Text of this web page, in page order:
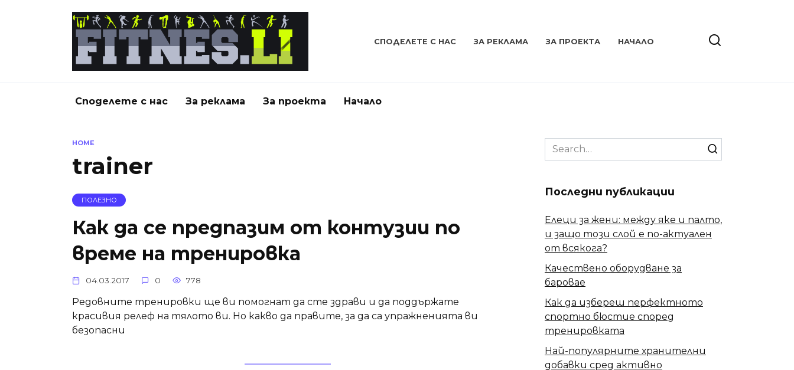
СПОДЕЛЕТЕ С НАС ЗА РЕКЛАМА ЗА ПРОЕКТА НАЧАЛО
Споделете с нас За реклама За проекта Начало
HOME
trainer
ПОЛЕЗНО
Как да се предпазим от контузии по
време на тренировка
04.03.2017 0 778
Редовните тренировки ще ви помогнат да сте здрави и да поддържате
красивия релеф на тялото ви. Но какво да правите, за да са упражненията ви
безопасни
Search
for:
Последни публикации
Елеци за жени: между яке и палто,
и защо този слой е по-актуален
от всякога?
Качествено оборудване за
баровае
Как да избереш перфектното
спортно бюстие според
тренировката
Най-популярните хранителни
добавки сред активно